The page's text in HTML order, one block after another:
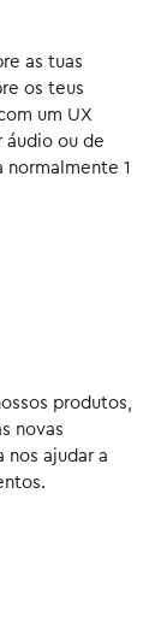
as tuas
os teus
um UX
áudio ou de
1
produtos,
novas
nos ajudar a